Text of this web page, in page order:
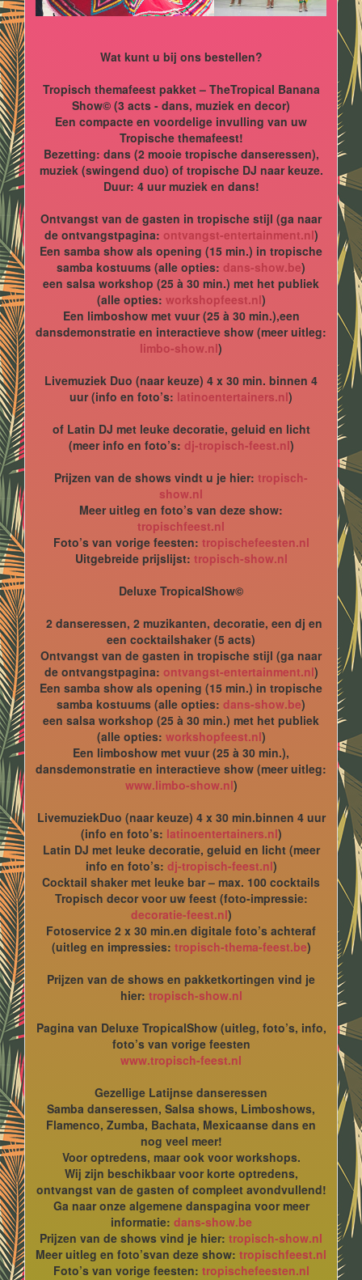
Wat kunt u bij ons bestellen?
Tropisch themafeest pakket – TheTropical Banana
Show© (3 acts - dans, muziek en decor)
Een compacte en voordelige invulling van uw
Tropische themafeest!
Bezetting: dans (2 mooie tropische danseressen),
muziek (swingend duo) of tropische DJ naar keuze.
Duur: 4 uur muziek en dans!
Ontvangst van de gasten in tropische stijl (ga naar
de ontvangstpagina: ontvangst-entertainment.nl)
Een samba show als opening (15 min.) in tropische
samba kostuums (alle opties: dans-show.be)
een salsa workshop (25 à 30 min.) met het publiek
(alle opties: workshopfeest.nl)
Een limboshow met vuur (25 à 30 min.),een
dansdemonstratie en interactieve show (meer uitleg:
limbo-show.nl)
Livemuziek Duo (naar keuze) 4 x 30 min. binnen 4
uur (info en foto’s: latinoentertainers.nl)
of Latin DJ met leuke decoratie, geluid en licht
(meer info en foto’s: dj-tropisch-feest.nl)
Prijzen van de shows vindt u je hier: tropisch-
show.nl
Meer uitleg en foto’s van deze show:
tropischfeest.nl
Foto’s van vorige feesten: tropischefeesten.nl
Uitgebreide prijslijst: tropisch-show.nl
Deluxe TropicalShow©
2 danseressen, 2 muzikanten, decoratie, een dj en
een cocktailshaker (5 acts)
Ontvangst van de gasten in tropische stijl (ga naar
de ontvangstpagina: ontvangst-entertainment.nl)
Een samba show als opening (15 min.) in tropische
samba kostuums (alle opties: dans-show.be)
een salsa workshop (25 à 30 min.) met het publiek
(alle opties: workshopfeest.nl)
Een limboshow met vuur (25 à 30 min.),
dansdemonstratie en interactieve show (meer uitleg:
www.limbo-show.nl)
LivemuziekDuo (naar keuze) 4 x 30 min.binnen 4 uur
(info en foto’s: latinoentertainers.nl)
Latin DJ met leuke decoratie, geluid en licht (meer
info en foto’s: dj-tropisch-feest.nl)
Cocktail shaker met leuke bar – max. 100 cocktails
Tropisch decor voor uw feest (foto-impressie:
decoratie-feest.nl)
Fotoservice 2 x 30 min.en digitale foto’s achteraf
(uitleg en impressies: tropisch-thema-feest.be)
Prijzen van de shows en pakketkortingen vind je
hier: tropisch-show.nl
Pagina van Deluxe TropicalShow (uitleg, foto’s, info,
foto’s van vorige feesten
www.tropisch-feest.nl
Gezellige Latijnse danseressen
Samba danseressen, Salsa shows, Limboshows,
Flamenco, Zumba, Bachata, Mexicaanse dans en
nog veel meer!
Voor optredens, maar ook voor workshops.
Wij zijn beschikbaar voor korte optredens,
ontvangst van de gasten of compleet avondvullend!
Ga naar onze algemene danspagina voor meer
informatie: dans-show.be
Prijzen van de shows vind je hier: tropisch-show.nl
Meer uitleg en foto’svan deze show: tropischfeest.nl
Foto’s van vorige feesten: tropischefeesten.nl